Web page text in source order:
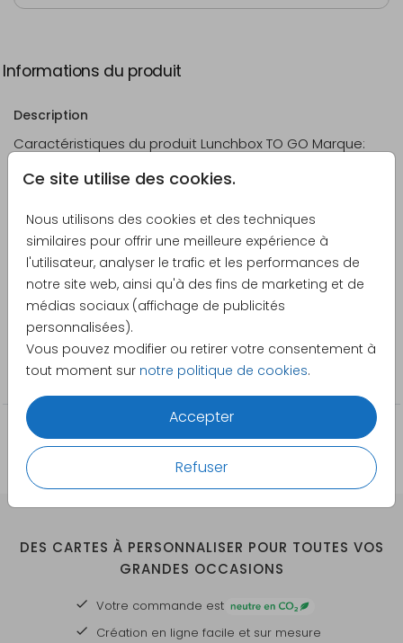
Ce site utilise des cookies.
Nous utilisons des cookies et des techniques
similaires pour offrir une meilleure expérience à
l'utilisateur, analyser le trafic et les performances de
notre site web, ainsi qu'à des fins de marketing et de
médias sociaux (affichage de publicités
personnalisées).
Vous pouvez modifier ou retirer votre consentement à
tout moment sur notre politique de cookies.
Accepter
Refuser
Informations du produit
Description
Caractéristiques du produit Lunchbox TO GO Marque:
cm, adapté pour environ 4 tranches de pain Partie
jusqu'à 60 degrés au lave-vaisselle) Personnalisable
avec votre propre texte
Voir plus
Créateur
Pretty Orange
Catégorie
Boite repas
DES CARTES À PERSONNALISER POUR TOUTES VOS
GRANDES OCCASIONS
Votre commande est
Création en ligne facile et sur mesure